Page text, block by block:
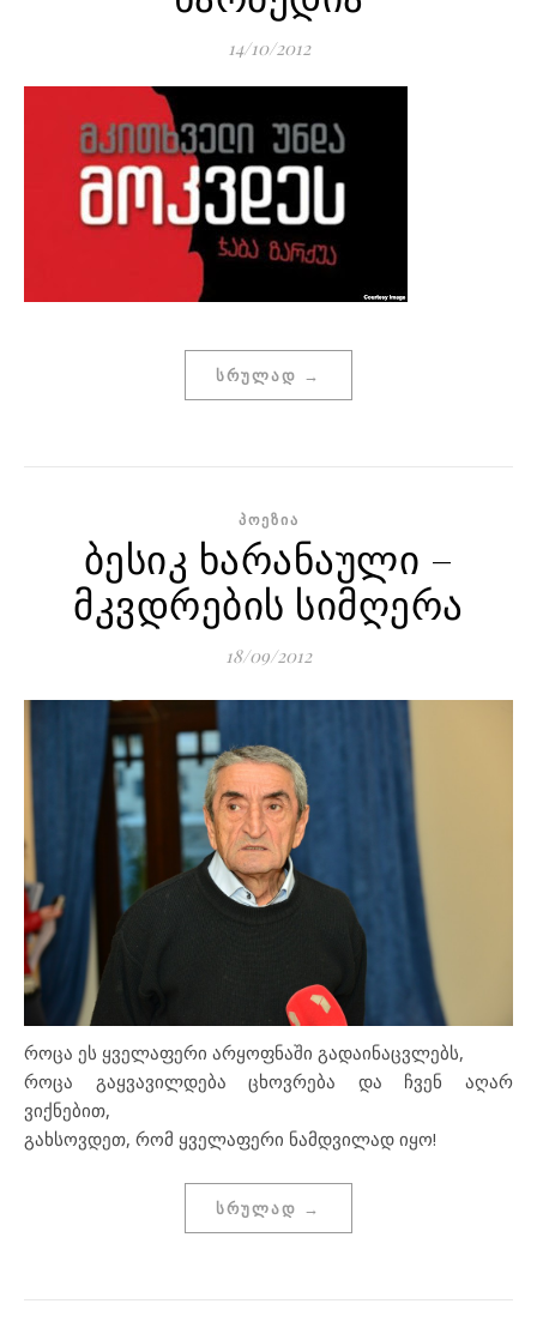
14/10/2012
ᲡᲠᲣᲚᲐᲓ →
ᲞᲝᲔᲖᲘᲐ
ბესიკ ხარანაული –
მკვდრების სიმღერა
18/09/2012
როცა ეს ყველაფერი არყოფნაში გადაინაცვლებს,
როცა გაყვავილდება ცხოვრება და ჩვენ აღარ
ვიქნებით,
გახსოვდეთ, რომ ყველაფერი ნამდვილად იყო!
ᲡᲠᲣᲚᲐᲓ →